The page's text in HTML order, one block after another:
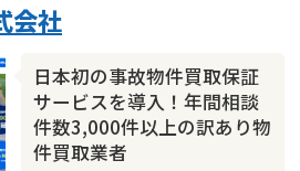
会社
日本初の事故物件買取保証
サービスを導入！年間相談
件数3,000件以上の訳あり物
件買取業者